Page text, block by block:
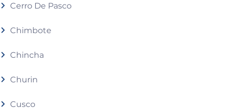
Cerro De Pasco
Chimbote
Chincha
Churin
Cusco